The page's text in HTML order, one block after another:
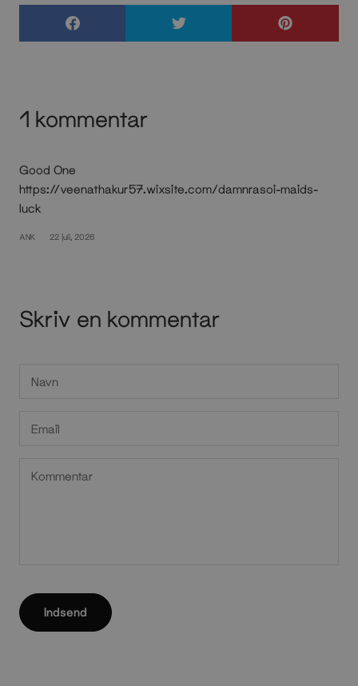
1 kommentar
Good One
https://veenathakur57.wixsite.com/damnrasoi-maids-
luck
ANK 22 juli, 2026
Skriv en kommentar
Indsend